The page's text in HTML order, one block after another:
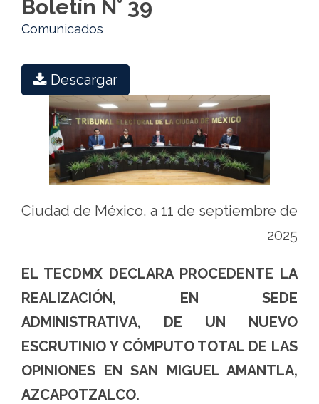
Boletín N° 39
Comunicados
Descargar
Ciudad de México, a 11 de septiembre de
2025
EL TECDMX DECLARA PROCEDENTE LA
REALIZACIÓN, EN SEDE
ADMINISTRATIVA, DE UN NUEVO
ESCRUTINIO Y CÓMPUTO TOTAL DE LAS
OPINIONES EN SAN MIGUEL AMANTLA,
AZCAPOTZALCO.